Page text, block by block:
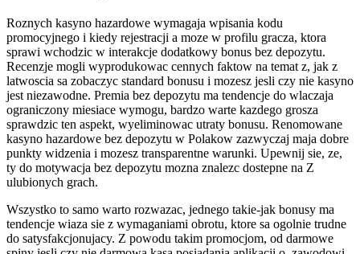
Roznych kasyno hazardowe wymagaja wpisania kodu
promocyjnego i kiedy rejestracji a moze w profilu gracza, ktora
sprawi wchodzic w interakcje dodatkowy bonus bez depozytu.
Recenzje mogli wyprodukowac cennych faktow na temat z, jak z
latwoscia sa zobaczyc standard bonusu i mozesz jesli czy nie kasyno
jest niezawodne. Premia bez depozytu ma tendencje do wlaczaja
ograniczony miesiace wymogu, bardzo warte kazdego grosza
sprawdzic ten aspekt, wyeliminowac utraty bonusu. Renomowane
kasyno hazardowe bez depozytu w Polakow zazwyczaj maja dobre
punkty widzenia i mozesz transparentne warunki. Upewnij sie, ze,
ty do motywacja bez depozytu mozna znalezc dostepne na Z
ulubionych grach.
Wszystko to samo warto rozwazac, jednego takie-jak bonusy ma
tendencje wiaza sie z wymaganiami obrotu, ktore sa ogolnie trudne
do satysfakcjonujacy. Z powodu takim promocjom, od darmowe